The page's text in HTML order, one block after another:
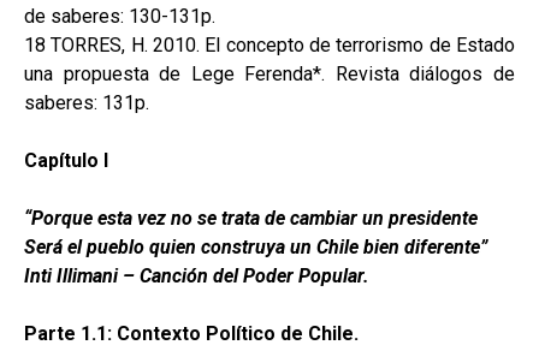
de saberes: 130-131p.
18 TORRES, H. 2010. El concepto de terrorismo de Estado
una propuesta de Lege Ferenda*. Revista diálogos de
saberes: 131p.
Capítulo I
“Porque esta vez no se trata de cambiar un presidente
Será el pueblo quien construya un Chile bien diferente”
Inti Illimani – Canción del Poder Popular.
Parte 1.1: Contexto Político de Chile.